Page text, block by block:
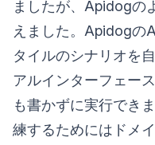
ましたが、Apidogの
えました。Apidogの
タイルのシナリオを
アルインターフェー
も書かずに実行でき
練するためにはドメ